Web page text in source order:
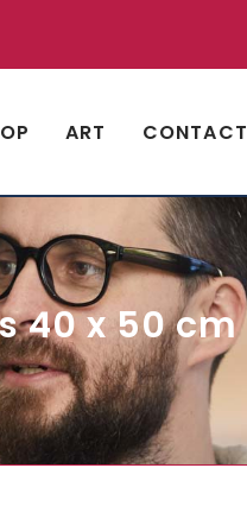
ART CONTACT
40 x 50 cm